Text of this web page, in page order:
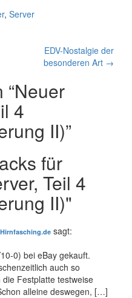
, Server
EDV-Nostalgie der
besonderen Art →
Neuer
4
II)”
für
Teil 4
II)"
sagt:
0) bei eBay gekauft.
auch so
Festplatte testweise
alleine deswegen, […]